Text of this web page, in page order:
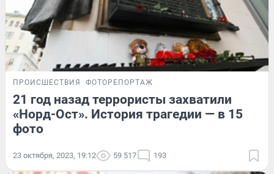
ПРОИСШЕСТВИЯ ФОТОРЕПОРТАЖ
21 год назад террористы захватили
«Норд-Ост». История трагедии — в 15
фото
23 октября, 2023, 19:12 59 517 193